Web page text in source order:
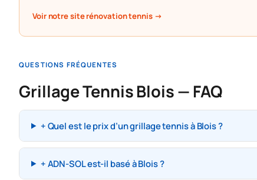
Voir notre site rénovation tennis →
QUESTIONS FRÉQUENTES
Grillage Tennis Blois — FAQ
+ Quel est le prix d’un grillage tennis à Blois ?
+ ADN-SOL est-il basé à Blois ?